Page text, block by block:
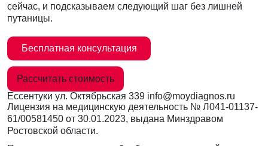
сейчас, и подсказываем следующий шаг без лишней
путаницы.
Бесплатная консультация
Рассчитать стоимость
Ессентуки ул. Октябрьская 339 info@moydiagnos.ru
Лицензия на медицинскую деятельность № Л041-01137-
61/00581450 от 30.01.2023, выдана Минздравом
Ростовской области.